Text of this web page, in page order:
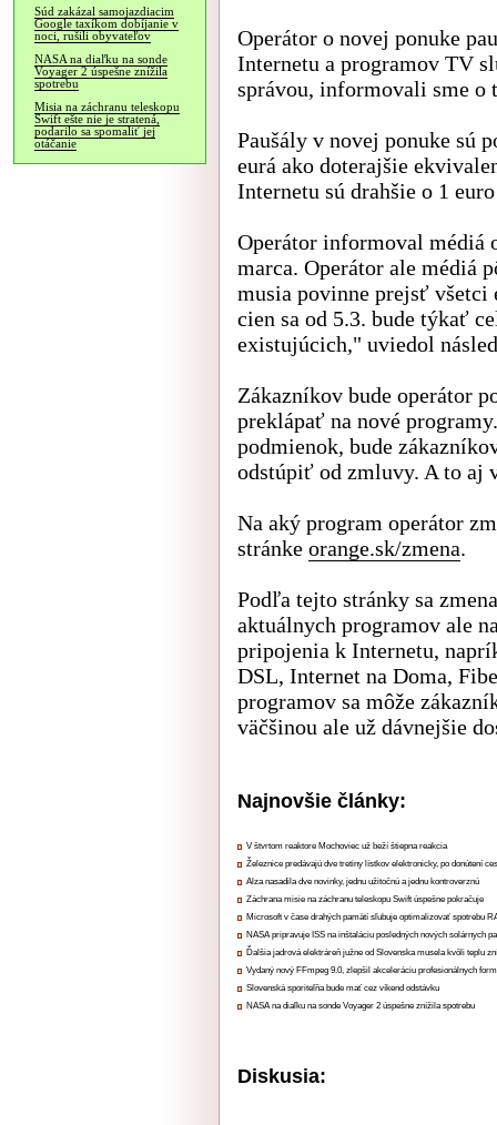
Súd zakázal samojazdiacim
Google taxíkom dobíjanie v
noci, rušili obyvateľov
NASA na diaľku na sonde
Voyager 2 úspešne znížila
spotrebu
Misia na záchranu teleskopu
Swift ešte nie je stratená,
podarilo sa spomaliť jej
otáčanie
Operátor o novej ponuke
Internetu a programov TV
správou, informovali sme o
Paušály v novej ponuke sú
eurá ako doterajšie
Internetu sú drahšie o 1
Operátor informoval médiá
marca. Operátor ale médiá
musia povinne prejsť všetci
cien sa od 5.3. bude týkať
existujúcich," uviedol
Zákazníkov bude operátor
preklápať na nové
podmienok, bude
odstúpiť od zmluvy. A to aj
Na aký program operátor
stránke orange.sk/zmena.
Podľa tejto stránky sa
aktuálnych programov ale
pripojenia k Internetu,
DSL, Internet na Doma,
programov sa môže
väčšinou ale už dávnejšie
Najnovšie články:
V štvrtom reaktore Mochoviec už beží štiepna reakcia
Železnice predávajú dve tretiny lístkov elektronicky, po donútení
Alza nasadila dve novinky, jednu užitočnú a jednu kontroverznú
Záchrana misie na záchranu teleskopu Swift úspešne pokračuje
Microsoft v čase drahých pamätí sľubuje optimalizovať spotrebu
NASA pripravuje ISS na inštaláciu posledných nových solárnych
Ďalšia jadrová elektráreň južne od Slovenska musela kvôli teplu
Vydaný nový FFmpeg 9.0, zlepšil akceleráciu profesionálnych
Slovenská sporiteľňa bude mať cez víkend odstávku
NASA na diaľku na sonde Voyager 2 úspešne znížila spotrebu
Diskusia: